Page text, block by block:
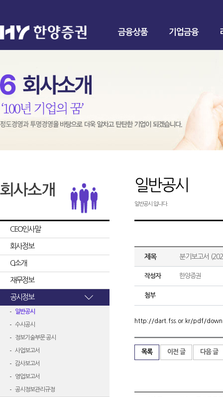
금융상품 기업금융
CEO인사말
회사정보
CI소개
재무정보
공시정보
일반공시
수시공시
정보기술부문 공시
사업보고서
감사보고서
영업보고서
공시정보관리규정
일반공시
일반공시 입니다.
제목 분기보고서
작성자 한양증권
첨부
http://dart.fss.or.kr/pdf/
목록 이전 글 다음 글